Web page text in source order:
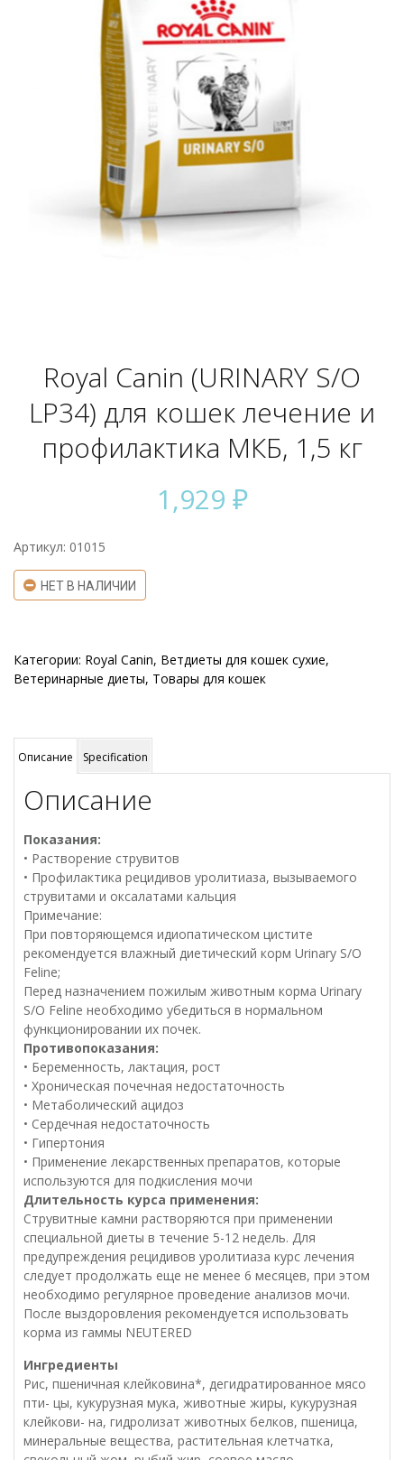
Royal Canin (URINARY S/O
LP34) для кошек лечение и
профилактика МКБ, 1,5 кг
1,929 ₽
Артикул: 01015
НЕТ В НАЛИЧИИ
Категории: Royal Canin, Ветдиеты для кошек сухие,
Ветеринарные диеты, Товары для кошек
Описание Specification
Описание
Показания:
• Растворение струвитов
• Профилактика рецидивов уролитиаза, вызываемого
струвитами и оксалатами кальция
Примечание:
При повторяющемся идиопатическом цистите
рекомендуется влажный диетический корм Urinary S/O
Feline;
Перед назначением пожилым животным корма Urinary
S/O Feline необходимо убедиться в нормальном
функционировании их почек.
Противопоказания:
• Беременность, лактация, рост
• Хроническая почечная недостаточность
• Метаболический ацидоз
• Сердечная недостаточность
• Гипертония
• Применение лекарственных препаратов, которые
используются для подкисления мочи
Длительность курса применения:
Струвитные камни растворяются при применении
специальной диеты в течение 5-12 недель. Для
предупреждения рецидивов уролитиаза курс лечения
следует продолжать еще не менее 6 месяцев, при этом
необходимо регулярное проведение анализов мочи.
После выздоровления рекомендуется использовать
корма из гаммы NEUTERED
Ингредиенты
Рис, пшеничная клейковина*, дегидратированное мясо
пти- цы, кукурузная мука, животные жиры, кукурузная
клейкови- на, гидролизат животных белков, пшеница,
минеральные вещества, растительная клетчатка,